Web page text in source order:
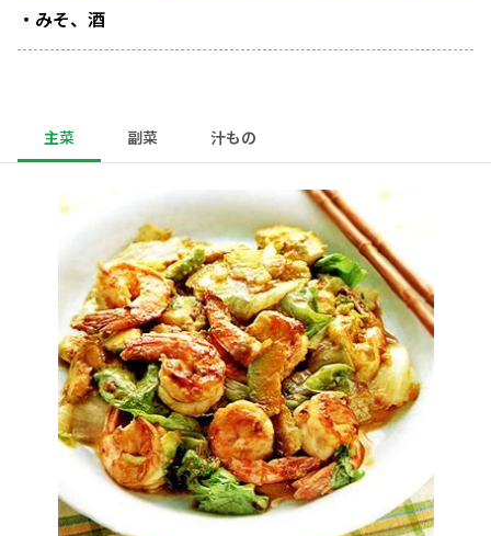
・みそ、酒
主菜 副菜 汁もの